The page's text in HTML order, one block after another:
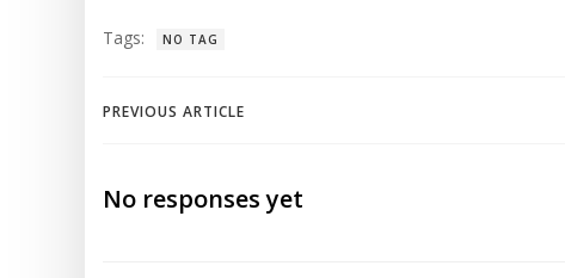
Tags: NO TAG
Navegación
de
entradas
PREVIOUS ARTICLE
No responses yet